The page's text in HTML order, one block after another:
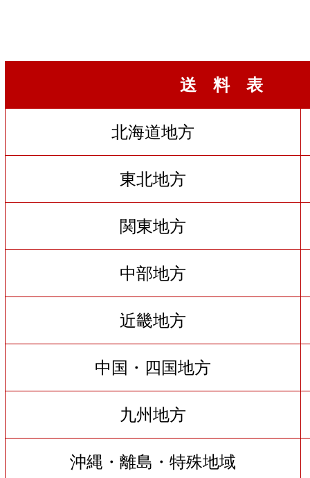
送 料 表
北海道地方
東北地方
関東地方
中部地方
近畿地方
中国・四国地方
九州地方
沖縄・離島・特殊地域